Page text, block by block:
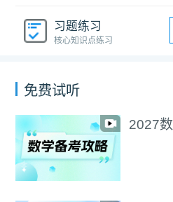
习题练习
核心知识点练习
免费试听
2027